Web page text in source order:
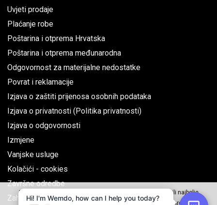
Uvjeti prodaje
Plaćanje robe
Poštarina i otprema Hrvatska
Poštarina i otprema međunarodna
Odgovornost za materijalne nedostatke
Povrat i reklamacije
Izjava o zaštiti prijenosa osobnih podataka
Izjava o privatnosti (Politika privatnosti)
Izjava o odgovornosti
Izmjene
Vanjske usluge
Kolačići - cookies
Završne odredbe
Zahtjev za jednostrani raskid ugovora
Naše web stranice koriste kolačiće kako bi Vama omogućili najbolje
korisničko iskustvo, za analizu i korištenje društvenih mreža.